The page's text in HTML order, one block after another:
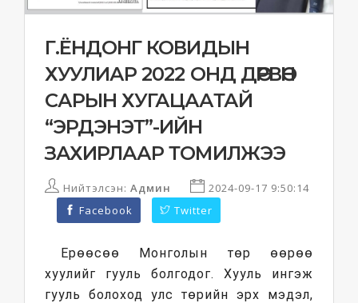
Г.ЁНДОНГ КОВИДЫН
ХУУЛИАР 2022 ОНД ДӨРВӨН
САРЫН ХУГАЦААТАЙ
“ЭРДЭНЭТ”-ИЙН
ЗАХИРЛААР ТОМИЛЖЭЭ
Нийтэлсэн: Админ
2024-09-17 9:50:14
Facebook
Twitter
Ерөөсөө Монголын төр өөрөө
хуулийг гууль болгодог. Хууль ингэж
гууль болоход улс төрийн эрх мэдэл,